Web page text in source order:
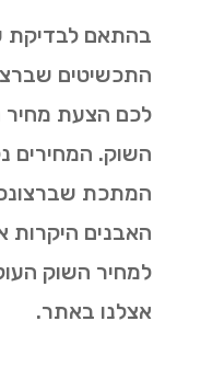
בהתאם לבדיקת
התכשיטים
לכם הצעת מחיר
השוק. המחירים
המתכת
האבנים היקרות
למחיר השוק
אצלנו באתר.